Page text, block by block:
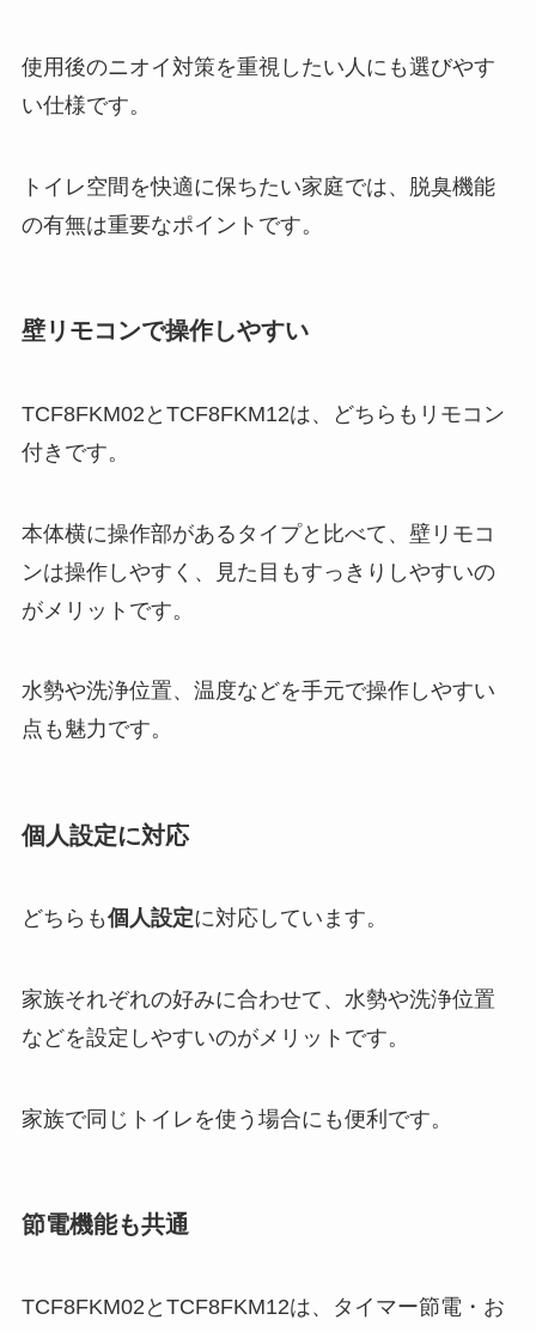
使用後のニオイ対策を重視したい人にも選びやす
い仕様です。
トイレ空間を快適に保ちたい家庭では、脱臭機能
の有無は重要なポイントです。
壁リモコンで操作しやすい
TCF8FKM02とTCF8FKM12は、どちらもリモコン
付きです。
本体横に操作部があるタイプと比べて、壁リモコ
ンは操作しやすく、見た目もすっきりしやすいの
がメリットです。
水勢や洗浄位置、温度などを手元で操作しやすい
点も魅力です。
個人設定に対応
どちらも個人設定に対応しています。
家族それぞれの好みに合わせて、水勢や洗浄位置
などを設定しやすいのがメリットです。
家族で同じトイレを使う場合にも便利です。
節電機能も共通
TCF8FKM02とTCF8FKM12は、タイマー節電・お